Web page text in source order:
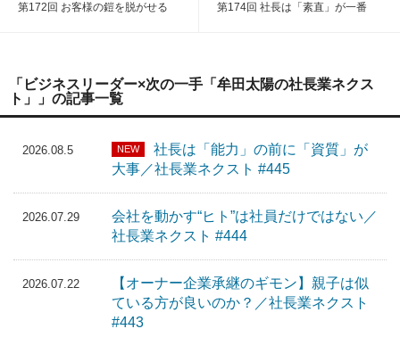
第172回 お客様の鎧を脱がせる 第174回 社長は「素直」が一番
「ビジネスリーダー×次の一手「牟田太陽の社長業ネクス
ト」」の記事一覧
2026.08.5 NEW
社長は「能力」の前に「資質」が
大事／社長業ネクスト #445
2026.07.29
会社を動かす“ヒト”は社員だけではない／
社長業ネクスト #444
2026.07.22
【オーナー企業承継のギモン】親子は似
ている方が良いのか？／社長業ネクスト
#443